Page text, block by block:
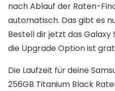
nach Ablauf der Raten-
automatisch. Das gibt es
Bestell dir jetzt das Galaxy
die Upgrade Option ist
Die Laufzeit für deine
256GB Titanium Black